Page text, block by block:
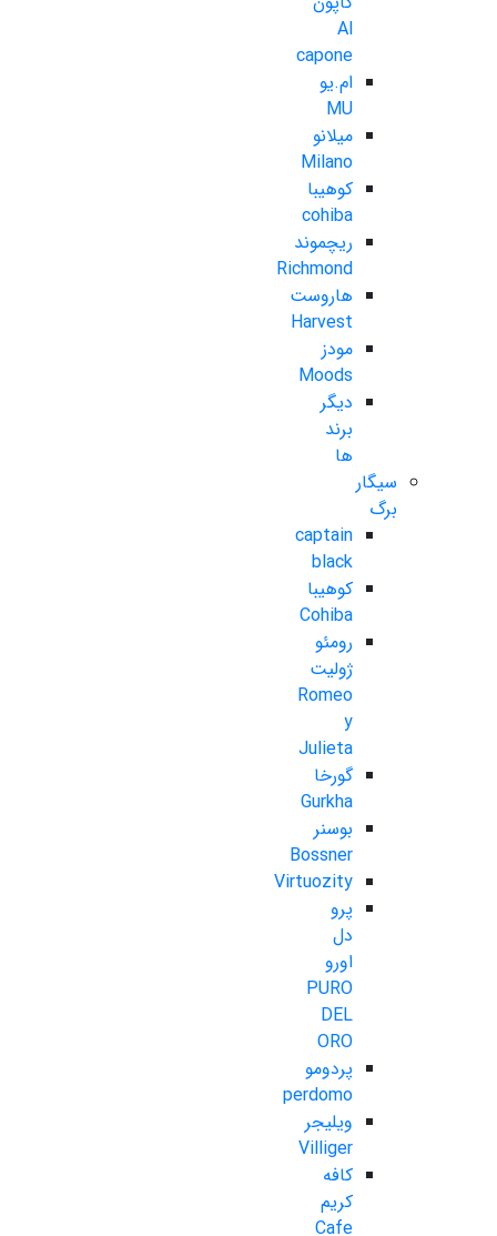
Al
capone
ام.یو
MU
میلانو
Milano
کوهیبا
cohiba
ریچموند
Richmond
هاروست
Harvest
مودز
Moods
دیگر
برند
ها
سیگار
برگ
captain
black
کوهیبا
Cohiba
رومئو
ژولیت
Romeo
y
Julieta
گورخا
Gurkha
بوسنر
Bossner
Virtuozity
پرو
دل
اورو
PURO
DEL
ORO
پردومو
perdomo
ویلیجر
Villiger
کافه
کریم
Cafe